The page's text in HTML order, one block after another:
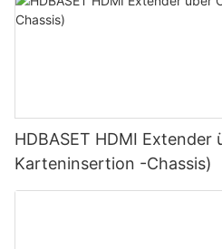
HDBASET HDMI Extender
Karteninsertion -Chassis)